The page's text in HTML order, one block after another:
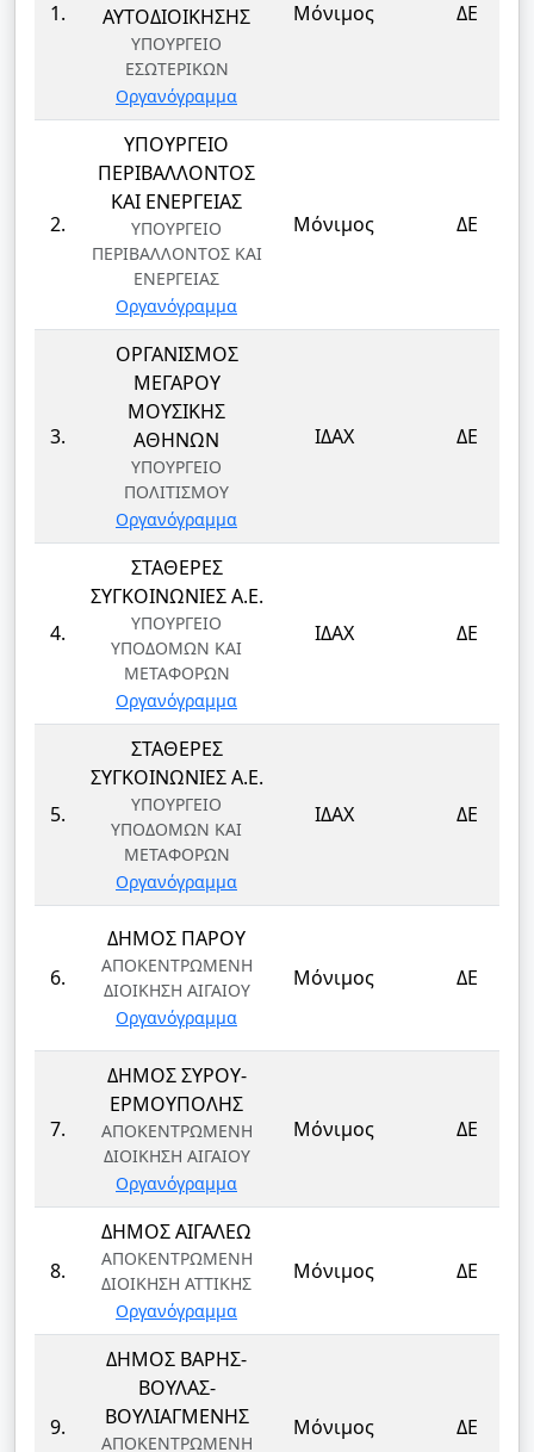
1.
ΑΥΤΟΔΙΟΙΚΗΣΗΣ
ΥΠΟΥΡΓΕΙΟ
ΕΣΩΤΕΡΙΚΩΝ
Οργανόγραμμα
Μόνιμος ΔΕ
2.
ΥΠΟΥΡΓΕΙΟ
ΠΕΡΙΒΑΛΛΟΝΤΟΣ
ΚΑΙ ΕΝΕΡΓΕΙΑΣ
ΥΠΟΥΡΓΕΙΟ
ΠΕΡΙΒΑΛΛΟΝΤΟΣ ΚΑΙ
ΕΝΕΡΓΕΙΑΣ
Οργανόγραμμα
Μόνιμος ΔΕ
3.
ΟΡΓΑΝΙΣΜΟΣ
ΜΕΓΑΡΟΥ
ΜΟΥΣΙΚΗΣ
ΑΘΗΝΩΝ
ΥΠΟΥΡΓΕΙΟ
ΠΟΛΙΤΙΣΜΟΥ
Οργανόγραμμα
ΙΔΑΧ ΔΕ
4.
ΣΤΑΘΕΡΕΣ
ΣΥΓΚΟΙΝΩΝΙΕΣ Α.Ε.
ΥΠΟΥΡΓΕΙΟ
ΥΠΟΔΟΜΩΝ ΚΑΙ
ΜΕΤΑΦΟΡΩΝ
Οργανόγραμμα
ΙΔΑΧ ΔΕ
5.
ΣΤΑΘΕΡΕΣ
ΣΥΓΚΟΙΝΩΝΙΕΣ Α.Ε.
ΥΠΟΥΡΓΕΙΟ
ΥΠΟΔΟΜΩΝ ΚΑΙ
ΜΕΤΑΦΟΡΩΝ
Οργανόγραμμα
ΙΔΑΧ ΔΕ
6.
ΔΗΜΟΣ ΠΑΡΟΥ
ΑΠΟΚΕΝΤΡΩΜΕΝΗ
ΔΙΟΙΚΗΣΗ ΑΙΓΑΙΟΥ
Οργανόγραμμα
Μόνιμος ΔΕ
7.
ΔΗΜΟΣ ΣΥΡΟΥ-
ΕΡΜΟΥΠΟΛΗΣ
ΑΠΟΚΕΝΤΡΩΜΕΝΗ
ΔΙΟΙΚΗΣΗ ΑΙΓΑΙΟΥ
Οργανόγραμμα
Μόνιμος ΔΕ
8.
ΔΗΜΟΣ ΑΙΓΑΛΕΩ
ΑΠΟΚΕΝΤΡΩΜΕΝΗ
ΔΙΟΙΚΗΣΗ ΑΤΤΙΚΗΣ
Οργανόγραμμα
Μόνιμος ΔΕ
9.
ΔΗΜΟΣ ΒΑΡΗΣ-
ΒΟΥΛΑΣ-
ΒΟΥΛΙΑΓΜΕΝΗΣ
ΑΠΟΚΕΝΤΡΩΜΕΝΗ
Μόνιμος ΔΕ